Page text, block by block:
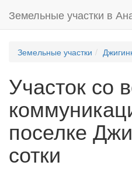
Земельные участки в
Земельные участки
Участок со
поселке
сотки